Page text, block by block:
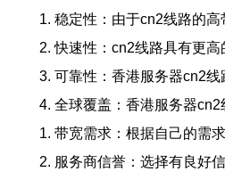
1. 稳定性：由于cn2线路的
2. 快速性：cn2线路具有更
3. 可靠性：香港服务器cn2
4. 全球覆盖：香港服务器
1. 带宽需求：根据自己的需
2. 服务商信誉：选择有良好